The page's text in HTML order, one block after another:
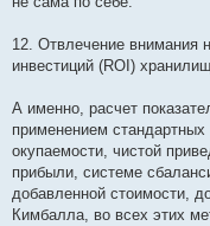
12. Отвлечение внимания
инвестиций (ROI)
А именно, расчет
применением
окупаемости, чистой
прибыли, системе
добавленной стоимости,
Кимбалла, во всех этих